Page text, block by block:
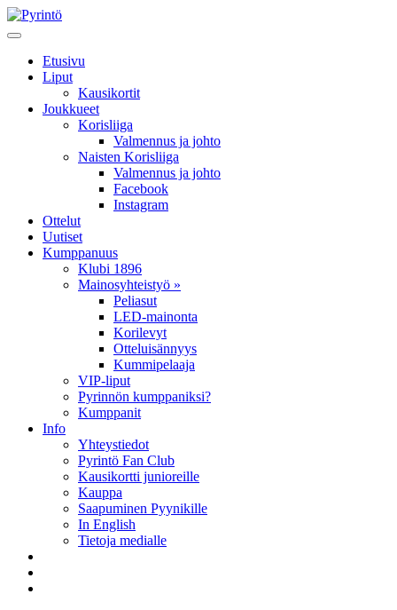
Etusivu
Liput
Kausikortit
Joukkueet
Korisliiga
Valmennus ja johto
Naisten Korisliiga
Valmennus ja johto
Facebook
Instagram
Ottelut
Uutiset
Kumppanuus
Klubi 1896
Mainosyhteistyö »
Peliasut
LED-mainonta
Korilevyt
Otteluisännyys
Kummipelaaja
VIP-liput
Pyrinnön kumppaniksi?
Kumppanit
Info
Yhteystiedot
Pyrintö Fan Club
Kausikortti junioreille
Kauppa
Saapuminen Pyynikille
In English
Tietoja medialle